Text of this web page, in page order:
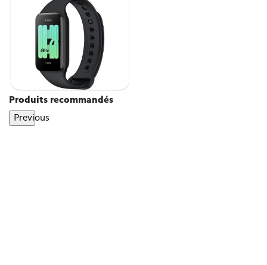
Produits recommandés
Previous